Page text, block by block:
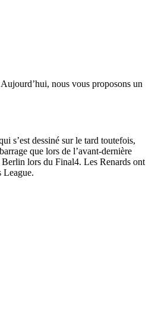
nous vous proposons un
s’est dessiné sur le tard toutefois,
que lors de l’avant-dernière
Berlin lors du Final4. Les Renards ont
League.